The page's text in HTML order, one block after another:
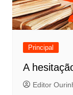
Principal
A
Editor